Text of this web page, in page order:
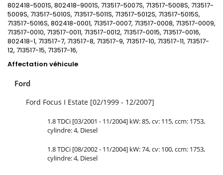
802418-5001S, 802418-9001S, 713517-5007S, 713517-5008S, 713517-
5009S, 713517-5010S, 713517-5011S, 713517-5012S, 713517-5015S,
713517-5016S, 802418-0001, 713517-0007, 713517-0008, 713517-0009,
713517-0010, 713517-0011, 713517-0012, 713517-0015, 713517-0016,
802418-1, 713517-7, 713517-8, 713517-9, 713517-10, 713517-11, 713517-
12, 713517-15, 713517-16,
Affectation véhicule
Ford
Ford Focus I Estate [02/1999 - 12/2007]
1.8 TDCi [03/2001 - 11/2004] kW: 85, cv: 115, ccm: 1753,
cylindre: 4, Diesel
1.8 TDCi [08/2002 - 11/2004] kW: 74, cv: 100, ccm: 1753,
cylindre: 4, Diesel